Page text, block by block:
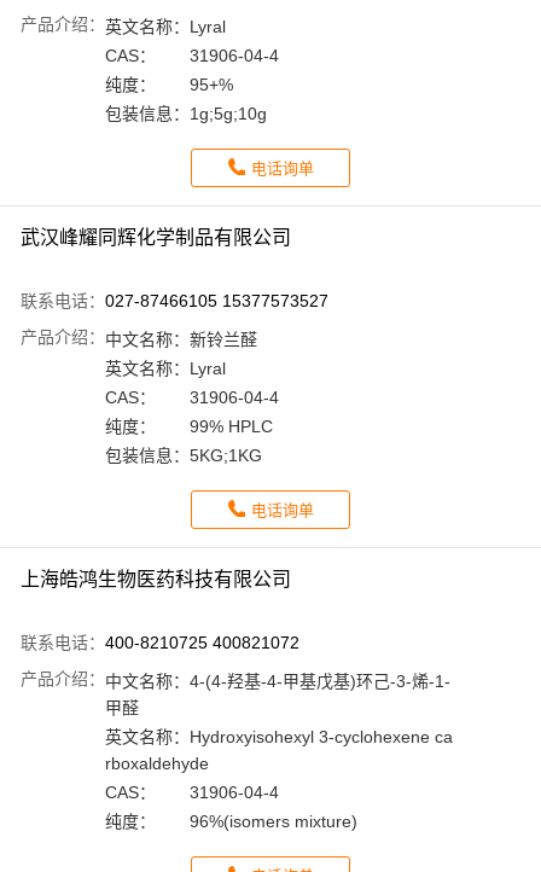
产品介绍： 英文名称： Lyral
CAS：
31906-04-4
纯度：
95+%
包装信息： 1g;5g;10g
电话询单
武汉峰耀同辉化学制品有限公司
联系电话： 027-87466105 15377573527
产品介绍： 中文名称： 新铃兰醛
英文名称： Lyral
CAS：
31906-04-4
纯度：
99% HPLC
包装信息： 5KG;1KG
电话询单
上海皓鸿生物医药科技有限公司
联系电话： 400-8210725 400821072
产品介绍： 中文名称： 4-(4-羟基-4-甲基戊基)环己-3-烯-1-
甲醛
英文名称： Hydroxyisohexyl 3-cyclohexene ca
rboxaldehyde
CAS：
31906-04-4
纯度：
96%(isomers mixture)